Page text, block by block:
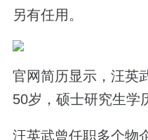
另有任用。
官网简历显示，汪英
50岁，硕士研究生学
汪英武曾任职多个物